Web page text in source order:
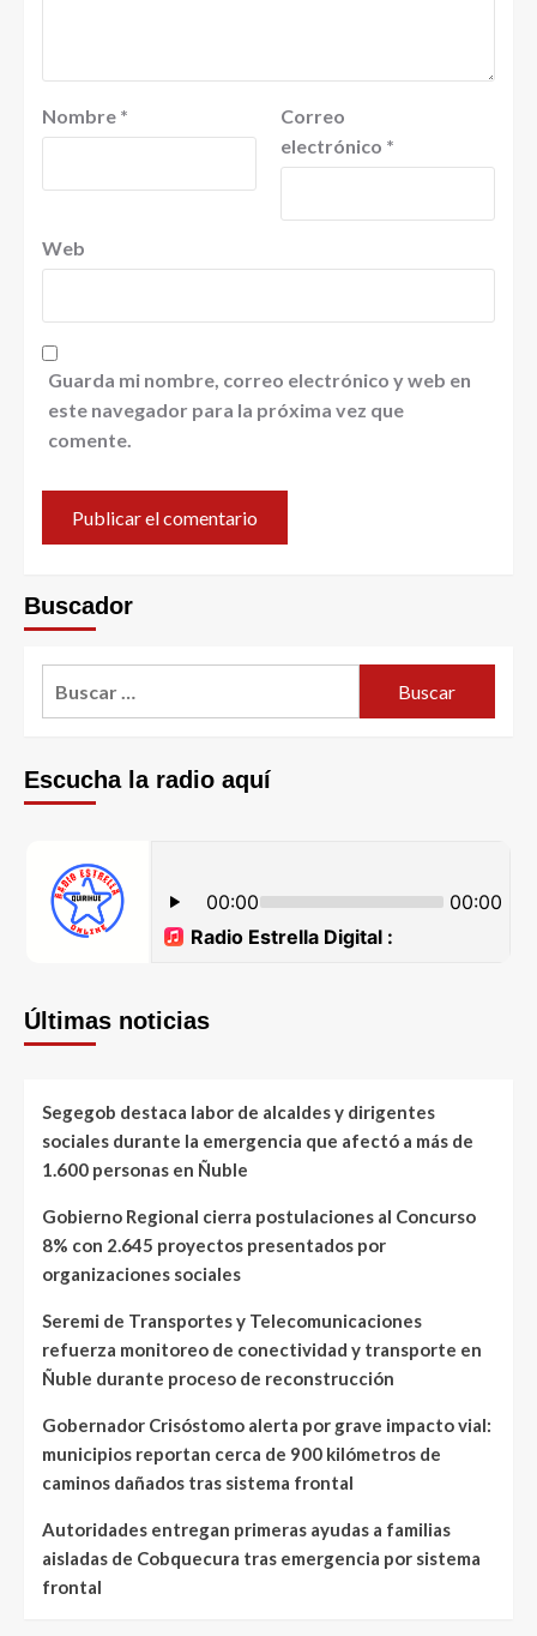
Nombre *
Correo
electrónico *
Web
Guarda mi nombre, correo electrónico y web en
este navegador para la próxima vez que
comente.
Buscador
Escucha la radio aquí
Últimas noticias
Segegob destaca labor de alcaldes y dirigentes
sociales durante la emergencia que afectó a más de
1.600 personas en Ñuble
Gobierno Regional cierra postulaciones al Concurso
8% con 2.645 proyectos presentados por
organizaciones sociales
Seremi de Transportes y Telecomunicaciones
refuerza monitoreo de conectividad y transporte en
Ñuble durante proceso de reconstrucción
Gobernador Crisóstomo alerta por grave impacto vial:
municipios reportan cerca de 900 kilómetros de
caminos dañados tras sistema frontal
Autoridades entregan primeras ayudas a familias
aisladas de Cobquecura tras emergencia por sistema
frontal